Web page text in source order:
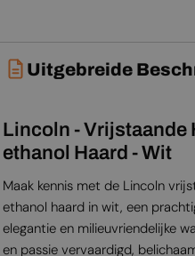
Uitgebreide
Lincoln - Vrijstaande
ethanol Haard - Wit
Maak kennis met de Lincoln
ethanol haard in wit, een
elegantie en milieuvriendelijke
en passie vervaardigd,